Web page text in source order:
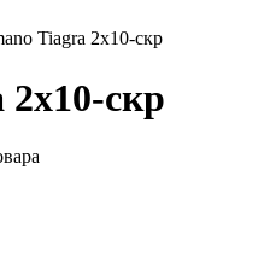
Tiagra 2х10-скр
скр